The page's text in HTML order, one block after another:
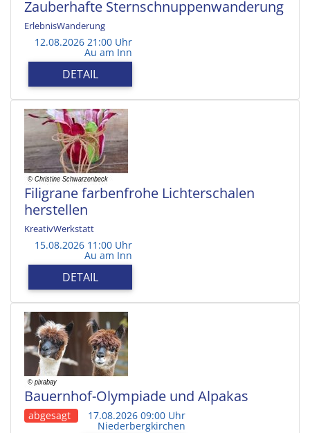
Zauberhafte Sternschnuppenwanderung
ErlebnisWanderung
12.08.2026 21:00 Uhr
Au am Inn
DETAIL
Filigrane farbenfrohe Lichterschalen
herstellen
KreativWerkstatt
15.08.2026 11:00 Uhr
Au am Inn
DETAIL
Bauernhof-Olympiade und Alpakas
abgesagt 17.08.2026 09:00 Uhr
Niederbergkirchen